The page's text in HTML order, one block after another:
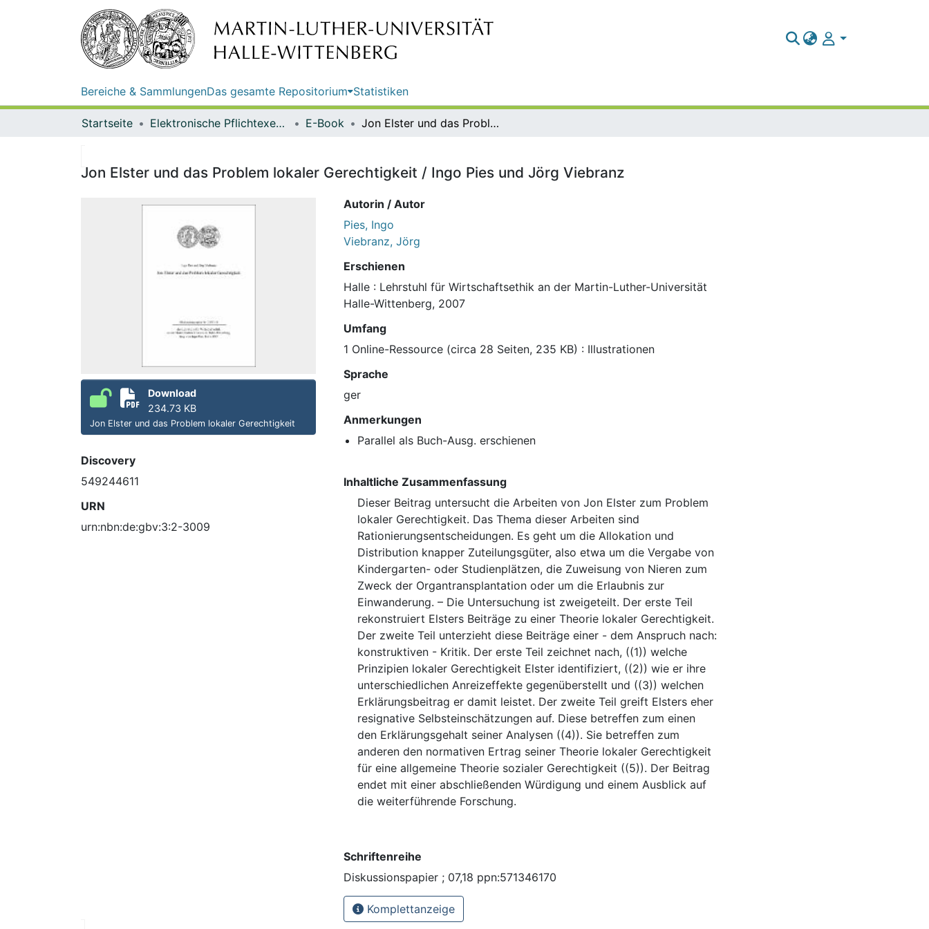
Bereiche & SammlungenDas gesamte Repositorium Statistiken
Startseite Elektronische Pflichtexemplare E-Book Jon Elster und das Problem lokaler Gerechtigkeit / Ingo Pies und Jörg Viebranz
Jon Elster und das Problem lokaler Gerechtigkeit / Ingo Pies und Jörg Viebranz
Download
234.73 KB
Jon Elster und das Problem lokaler Gerechtigkeit
Discovery
549244611
URN
urn:nbn:de:gbv:3:2-3009
Autorin / Autor
Pies, Ingo
Viebranz, Jörg
Erschienen
Halle : Lehrstuhl für Wirtschaftsethik an der Martin-Luther-Universität
Halle-Wittenberg, 2007
Umfang
1 Online-Ressource (circa 28 Seiten, 235 KB) : Illustrationen
Sprache
ger
Anmerkungen
Parallel als Buch-Ausg. erschienen
Inhaltliche Zusammenfassung
Dieser Beitrag untersucht die Arbeiten von Jon Elster zum Problem
lokaler Gerechtigkeit. Das Thema dieser Arbeiten sind
Rationierungsentscheidungen. Es geht um die Allokation und
Distribution knapper Zuteilungsgüter, also etwa um die Vergabe von
Kindergarten- oder Studienplätzen, die Zuweisung von Nieren zum
Zweck der Organtransplantation oder um die Erlaubnis zur
Einwanderung. – Die Untersuchung ist zweigeteilt. Der erste Teil
rekonstruiert Elsters Beiträge zu einer Theorie lokaler Gerechtigkeit.
Der zweite Teil unterzieht diese Beiträge einer - dem Anspruch nach:
konstruktiven - Kritik. Der erste Teil zeichnet nach, ((1)) welche
Prinzipien lokaler Gerechtigkeit Elster identifiziert, ((2)) wie er ihre
unterschiedlichen Anreizeffekte gegenüberstellt und ((3)) welchen
Erklärungsbeitrag er damit leistet. Der zweite Teil greift Elsters eher
resignative Selbsteinschätzungen auf. Diese betreffen zum einen
den Erklärungsgehalt seiner Analysen ((4)). Sie betreffen zum
anderen den normativen Ertrag seiner Theorie lokaler Gerechtigkeit
für eine allgemeine Theorie sozialer Gerechtigkeit ((5)). Der Beitrag
endet mit einer abschließenden Würdigung und einem Ausblick auf
die weiterführende Forschung.
Schriftenreihe
Diskussionspapier ; 07,18 ppn:571346170
Komplettanzeige